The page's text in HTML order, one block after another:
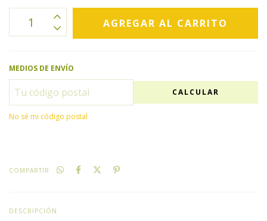
MEDIOS DE ENVÍO
CALCULAR
No sé mi código postal
COMPARTIR
DESCRIPCIÓN